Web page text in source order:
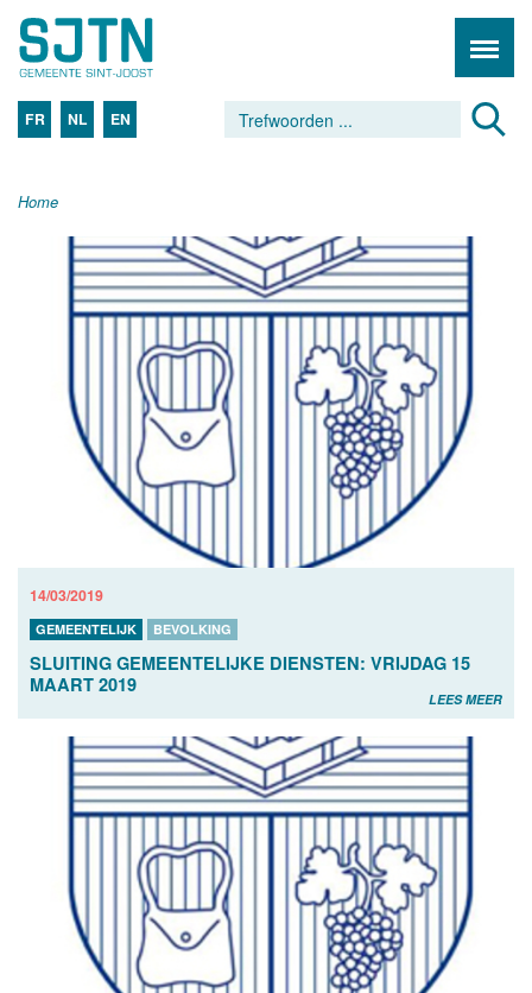
FR NL EN
Home
14/03/2019
GEMEENTELIJK BEVOLKING
SLUITING GEMEENTELIJKE DIENSTEN: VRIJDAG 15
MAART 2019
LEES MEER